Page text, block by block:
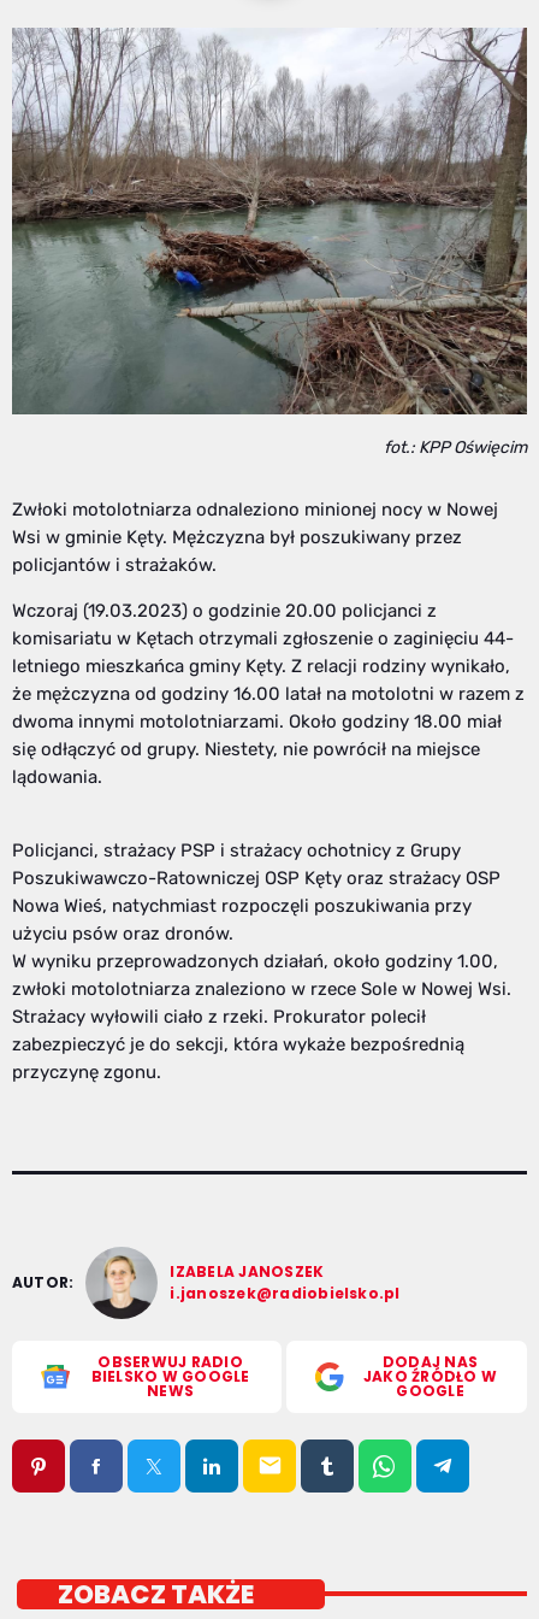
fot.: KPP Oświęcim
Zwłoki motolotniarza odnaleziono minionej nocy w Nowej
Wsi w gminie Kęty. Mężczyzna był poszukiwany przez
policjantów i strażaków.
Wczoraj (19.03.2023) o godzinie 20.00 policjanci z
komisariatu w Kętach otrzymali zgłoszenie o zaginięciu 44-
letniego mieszkańca gminy Kęty. Z relacji rodziny wynikało,
że mężczyzna od godziny 16.00 latał na motolotni w razem z
dwoma innymi motolotniarzami. Około godziny 18.00 miał
się odłączyć od grupy. Niestety, nie powrócił na miejsce
lądowania.
Policjanci, strażacy PSP i strażacy ochotnicy z Grupy
Poszukiwawczo-Ratowniczej OSP Kęty oraz strażacy OSP
Nowa Wieś, natychmiast rozpoczęli poszukiwania przy
użyciu psów oraz dronów.
W wyniku przeprowadzonych działań, około godziny 1.00,
zwłoki motolotniarza znaleziono w rzece Sole w Nowej Wsi.
Strażacy wyłowili ciało z rzeki. Prokurator polecił
zabezpieczyć je do sekcji, która wykaże bezpośrednią
przyczynę zgonu.
AUTOR:
IZABELA JANOSZEK
i.janoszek@radiobielsko.pl
OBSERWUJ RADIO
BIELSKO W GOOGLE
NEWS
DODAJ NAS
JAKO ŹRÓDŁO W
GOOGLE
email
ZOBACZ TAKŻE